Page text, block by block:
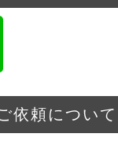
依頼について